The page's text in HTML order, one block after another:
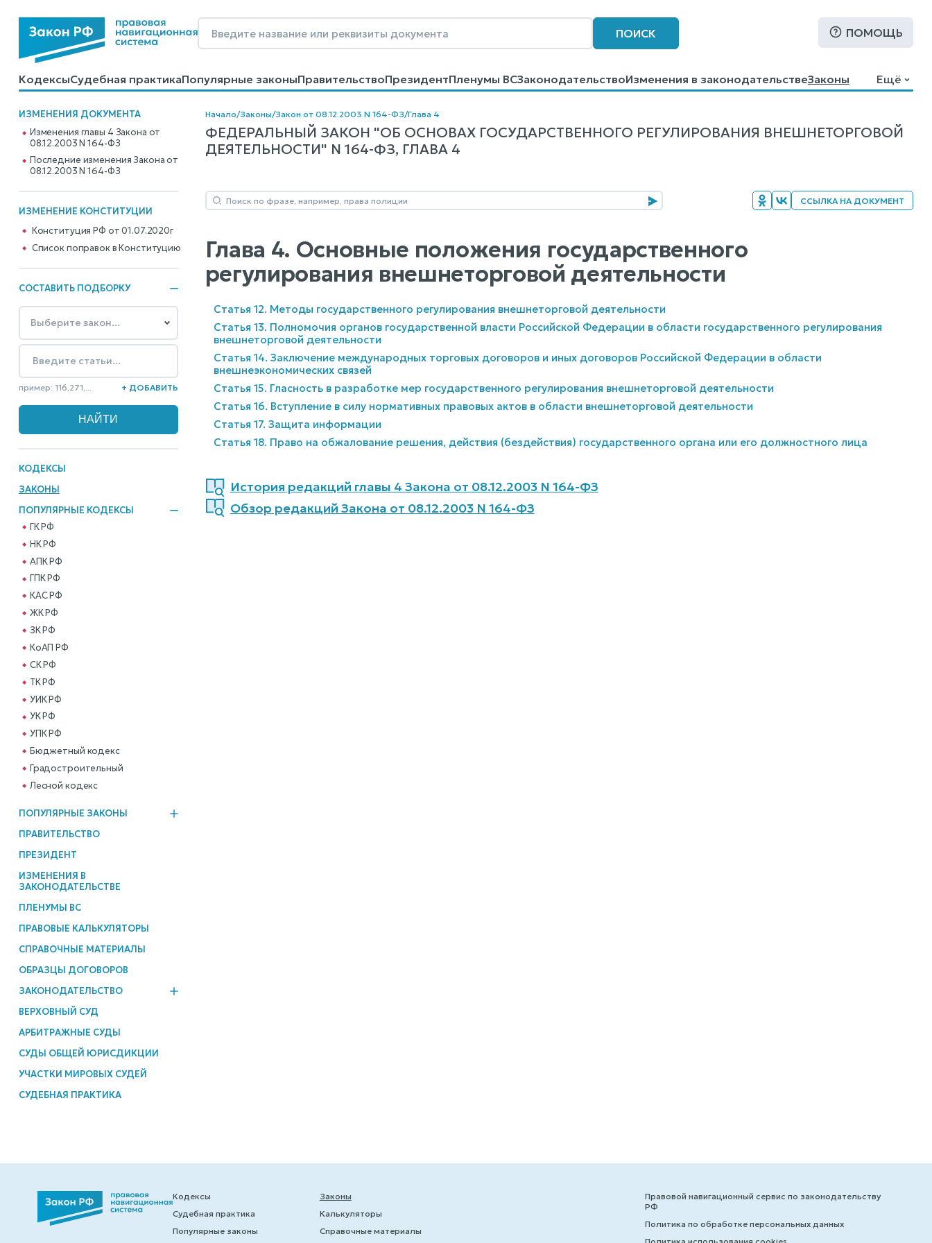
ПОИСК ПОМОЩЬ
КодексыСудебная практикаПопулярные законыПравительствоПрезидентПленумы ВСЗаконодательствоИзменения в законодательствеЗаконы
КалькуляторыСправочные материалыОбразцы договоровКонтактыПомощьПоиск
Ещё
ИЗМЕНЕНИЯ ДОКУМЕНТА
Изменения главы 4 Закона от
08.12.2003 N 164-ФЗ
Последние изменения Закона от
08.12.2003 N 164-ФЗ
ИЗМЕНЕНИЕ КОНСТИТУЦИИ
Конституция РФ от 01.07.2020г
Cписок поправок в Конституцию
СОСТАВИТЬ ПОДБОРКУ
пример: 116,271,... + ДОБАВИТЬ
КОДЕКСЫ
ЗАКОНЫ
ПОПУЛЯРНЫЕ КОДЕКСЫ
ГК РФ
НК РФ
АПК РФ
ГПК РФ
КАС РФ
ЖК РФ
ЗК РФ
КоАП РФ
СК РФ
ТК РФ
УИК РФ
УК РФ
УПК РФ
Бюджетный кодекс
Градостроительный
Лесной кодекс
ПОПУЛЯРНЫЕ ЗАКОНЫ
ПРАВИТЕЛЬСТВО
ПРЕЗИДЕНТ
ИЗМЕНЕНИЯ В
ЗАКОНОДАТЕЛЬСТВЕ
ПЛЕНУМЫ ВС
ПРАВОВЫЕ КАЛЬКУЛЯТОРЫ
СПРАВОЧНЫЕ МАТЕРИАЛЫ
ОБРАЗЦЫ ДОГОВОРОВ
ЗАКОНОДАТЕЛЬСТВО
ВЕРХОВНЫЙ СУД
АРБИТРАЖНЫЕ СУДЫ
СУДЫ ОБЩЕЙ ЮРИСДИКЦИИ
УЧАСТКИ МИРОВЫХ СУДЕЙ
СУДЕБНАЯ ПРАКТИКА
Начало/Законы/Закон от 08.12.2003 N 164-ФЗ/Глава 4
ФЕДЕРАЛЬНЫЙ ЗАКОН "ОБ ОСНОВАХ ГОСУДАРСТВЕННОГО РЕГУЛИРОВАНИЯ ВНЕШНЕТОРГОВОЙ
ДЕЯТЕЛЬНОСТИ" N 164-ФЗ, ГЛАВА 4
ССЫЛКА НА ДОКУМЕНТ
Глава 4. Основные положения государственного
регулирования внешнеторговой деятельности
Статья 12. Методы государственного регулирования внешнеторговой деятельности
Статья 13. Полномочия органов государственной власти Российской Федерации в области государственного регулирования
внешнеторговой деятельности
Статья 14. Заключение международных торговых договоров и иных договоров Российской Федерации в области
внешнеэкономических связей
Статья 15. Гласность в разработке мер государственного регулирования внешнеторговой деятельности
Статья 16. Вступление в силу нормативных правовых актов в области внешнеторговой деятельности
Статья 17. Защита информации
Статья 18. Право на обжалование решения, действия (бездействия) государственного органа или его должностного лица
История редакций главы 4 Закона от 08.12.2003 N 164-ФЗ
Обзор редакций Закона от 08.12.2003 N 164-ФЗ
Кодексы
Судебная практика
Популярные законы
Законы
Калькуляторы
Справочные материалы
Правовой навигационный сервис по законодательству
РФ
Политика по обработке персональных данных